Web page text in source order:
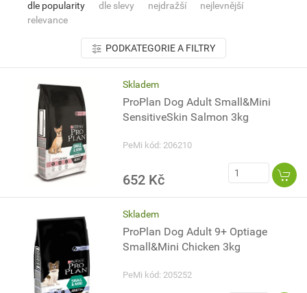
dle popularity dle slevy nejdražší
nejlevnější
relevance
PODKATEGORIE A FILTRY
Skladem
ProPlan Dog Adult Small&Mini
SensitiveSkin Salmon 3kg
PeMi kód: 206210
652 Kč
Skladem
ProPlan Dog Adult 9+ Optiage
Small&Mini Chicken 3kg
PeMi kód: 205252